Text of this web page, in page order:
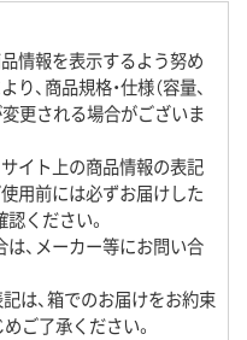
情報を表示するよう努め
、商品規格・仕様（容量、
変更される場合がございま
イト上の商品情報の表記
用前には必ずお届けした
ください。
、メーカー等にお問い合
記は、箱でのお届けをお約束
ご了承ください。